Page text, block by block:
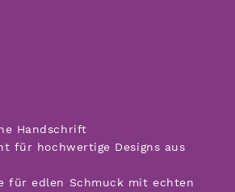
Handschrift
für hochwertige Designs aus
für edlen Schmuck mit echten